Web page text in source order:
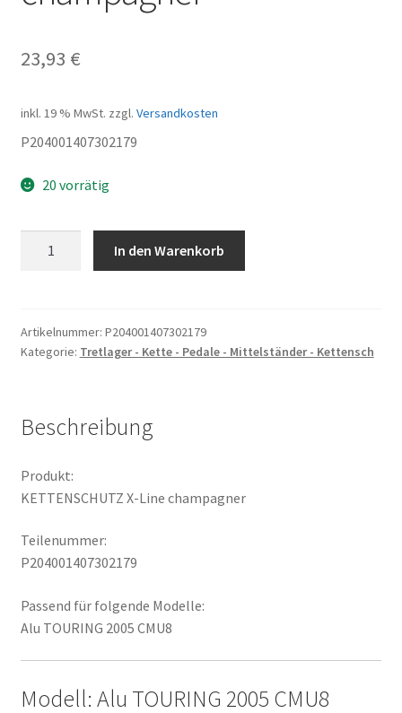
23,93 €
inkl. 19 % MwSt. zzgl. Versandkosten
P204001407302179
20 vorrätig
Menge
In den Warenkorb
Artikelnummer: P204001407302179
Kategorie: Tretlager - Kette - Pedale - Mittelständer - Kettensch
Beschreibung
Produkt:
KETTENSCHUTZ X-Line champagner
Teilenummer:
P204001407302179
Passend für folgende Modelle:
Alu TOURING 2005 CMU8
Modell: Alu TOURING 2005 CMU8